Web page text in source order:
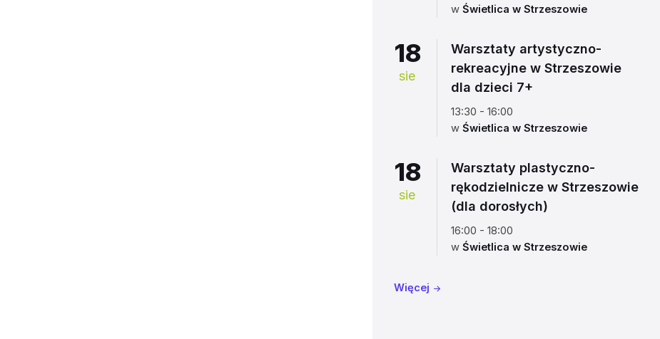
w Świetlica w Strzeszowie
18
sie
Warsztaty artystyczno-
rekreacyjne w Strzeszowie
dla dzieci 7+
13:30 - 16:00
w Świetlica w Strzeszowie
18
sie
Warsztaty plastyczno-
rękodzielnicze w Strzeszowie
(dla dorosłych)
16:00 - 18:00
w Świetlica w Strzeszowie
Więcej